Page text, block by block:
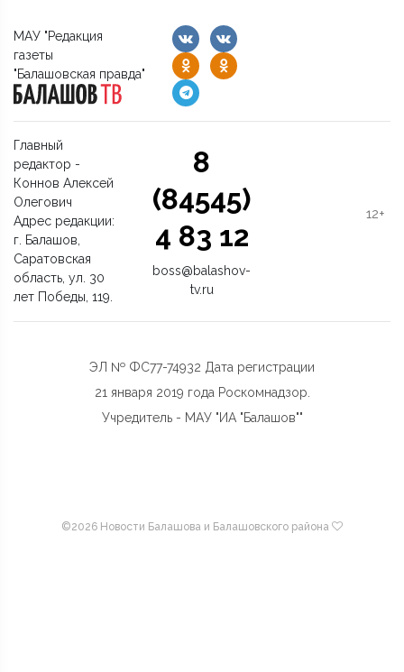
МАУ "Редакция
газеты
"Балашовская правда"
Главный
редактор -
Коннов Алексей
Олегович
Адрес редакции:
г. Балашов,
Саратовская
область, ул. 30
лет Победы, 119.
8
(84545)
4 83 12
boss@balashov-
tv.ru
12+
ЭЛ № ФС77-74932 Дата регистрации
21 января 2019 года Роскомнадзор.
Учредитель - МАУ "ИА "Балашов""
©2026 Новости Балашова и Балашовского района